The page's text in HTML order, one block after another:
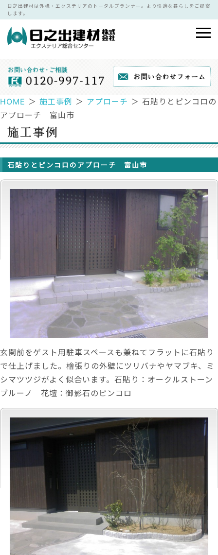
日之出建材は外構・エクステリアのトータルプランナー。より快適な暮らしをご提案
します。
HOME ＞ 施工事例 ＞ アプローチ ＞ 石貼りとピンコロの
アプローチ 富山市
石貼りとピンコロのアプローチ 富山市
玄関前をゲスト用駐車スペースも兼ねてフラットに石貼り
で仕上げました。檜張りの外壁にツリバナやヤマブキ、ミ
シマツツジがよく似合います。石貼り：オークルストーン
ブルーノ 花壇：御影石のピンコロ